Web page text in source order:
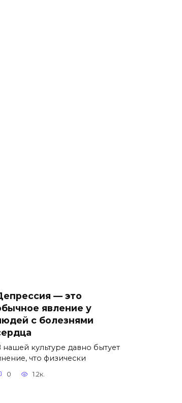
— это
явление у
с болезнями
нашей культуре давно бытует
что физически
0 1.2к.